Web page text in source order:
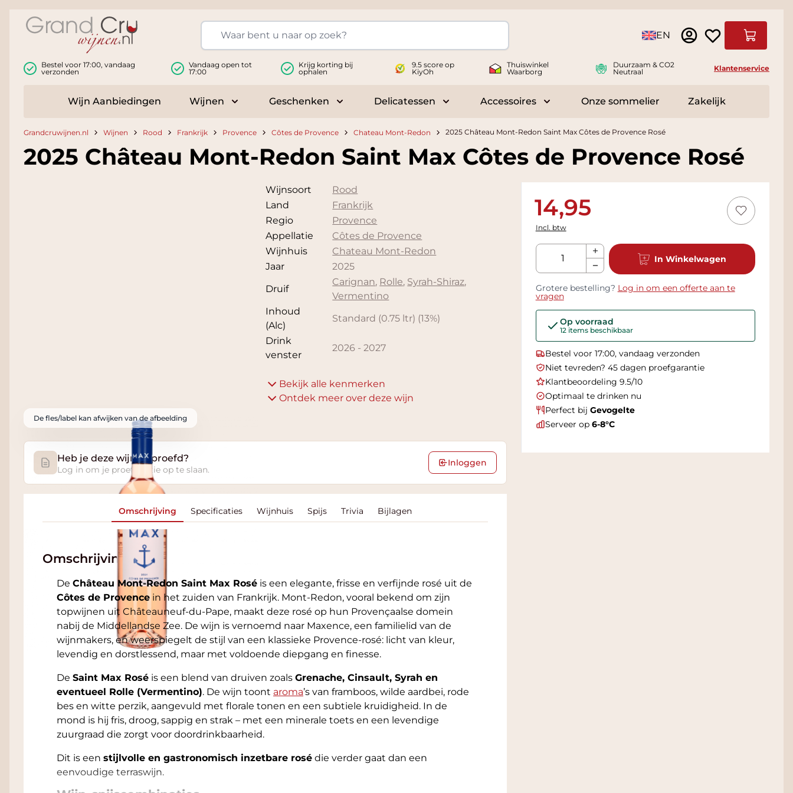
Taal EN
Bestel voor 17:00, vandaag
verzonden
Vandaag open tot
17:00
Krijg korting bij
ophalen
9.5 score op
KiyOh
Thuiswinkel
Waarborg
Duurzaam & CO2
Neutraal
Klantenservice
Wijn Aanbiedingen Wijnen
Toggle submenu for Wijnen
Geschenken
Toggle submenu for Geschenken
Delicatessen
Toggle submenu for Delicatessen
Accessoires
Toggle submenu for Accessoires
Onze sommelier Zakelijk
Grandcruwijnen.nl Wijnen Rood Frankrijk Provence Côtes de Provence Chateau Mont-Redon 2025 Château Mont-Redon Saint Max Côtes de Provence Rosé
2025 Château Mont-Redon Saint Max Côtes de Provence Rosé
De fles/label kan afwijken van de afbeelding
Wijnsoort
Rood
Land
Frankrijk
Regio
Provence
Appellatie
Côtes de Provence
Wijnhuis
Chateau Mont-Redon
Jaar
2025
Druif
Carignan, Rolle, Syrah-Shiraz,
Vermentino
Inhoud
(Alc)
Standard (0.75 ltr) (13%)
Drink
venster
2026 -2027
Bekijk alle kenmerken
Ontdek meer over deze wijn
14,95
Incl. btw
Aantal
In Winkelwagen
Grotere bestelling? Log in om een offerte aan te
vragen
Op voorraad
12 items beschikbaar
Bestel voor 17:00, vandaag verzonden
Niet tevreden? 45 dagen proefgarantie
Klantbeoordeling 9.5/10
Optimaal te drinken nu
Perfect bij Gevogelte
Serveer op 6-8°C
Heb je deze wijn geproefd?
Log in om je proefnotitie op te slaan.
Inloggen
Omschrijving Specificaties Wijnhuis Spijs Trivia Bijlagen
Omschrijving
De Château Mont-Redon Saint Max Rosé is een elegante, frisse en verfijnde rosé uit de
Côtes de Provence in het zuiden van Frankrijk. Mont-Redon, vooral bekend om zijn
topwijnen uit Châteauneuf-du-Pape, maakt deze rosé op hun Provençaalse domein
nabij de Middellandse Zee. De wijn is vernoemd naar Maxence, een familielid van de
wijnmakers, en weerspiegelt de stijl van een klassieke Provence-rosé: licht van kleur,
levendig en dorstlessend, maar met voldoende diepgang en finesse.
De Saint Max Rosé is een blend van druiven zoals Grenache, Cinsault, Syrah en
eventueel Rolle (Vermentino). De wijn toont aroma’s van framboos, wilde aardbei, rode
bes en witte perzik, aangevuld met florale tonen en een subtiele kruidigheid. In de
mond is hij fris, droog, sappig en strak – met een minerale toets en een levendige
zuurgraad die zorgt voor doordrinkbaarheid.
Dit is een stijlvolle en gastronomisch inzetbare rosé die verder gaat dan een
eenvoudige terraswijn.